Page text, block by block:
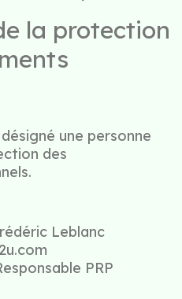
la protection
une personne
des
Leblanc
PRP